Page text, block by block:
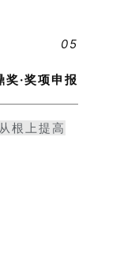
05
奖·奖项申报
根上提高